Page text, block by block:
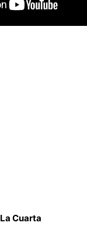
La Cuarta